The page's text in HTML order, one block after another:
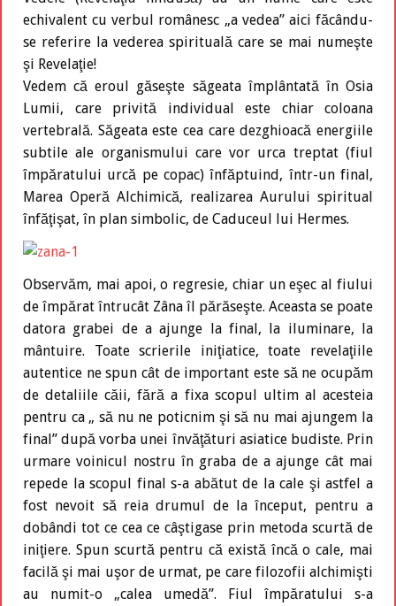
echivalent cu verbul românesc „a vedea” aici făcându-
se referire la vederea spirituală care se mai numeşte
şi Revelaţie!
Vedem că eroul găseşte săgeata împlântată în Osia
Lumii, care privită individual este chiar coloana
vertebrală. Săgeata este cea care dezghioacă energiile
subtile ale organismului care vor urca treptat (fiul
împăratului urcă pe copac) înfăptuind, într-un final,
Marea Operă Alchimică, realizarea Aurului spiritual
înfăţişat, în plan simbolic, de Caduceul lui Hermes.
Observăm, mai apoi, o regresie, chiar un eşec al fiului
de împărat întrucât Zâna îl părăseşte. Aceasta se poate
datora grabei de a ajunge la final, la iluminare, la
mântuire. Toate scrierile iniţiatice, toate revelaţiile
autentice ne spun cât de important este să ne ocupăm
de detaliile căii, fără a fixa scopul ultim al acesteia
pentru ca „ să nu ne poticnim şi să nu mai ajungem la
final” după vorba unei învăţături asiatice budiste. Prin
urmare voinicul nostru în graba de a ajunge cât mai
repede la scopul final s-a abătut de la cale şi astfel a
fost nevoit să reia drumul de la început, pentru a
dobândi tot ce cea ce câştigase prin metoda scurtă de
iniţiere. Spun scurtă pentru că există încă o cale, mai
facilă şi mai uşor de urmat, pe care filozofii alchimişti
au numit-o „calea umedă”. Fiul împăratului s-a